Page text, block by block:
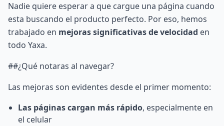
Nadie quiere esperar a que cargue una página cuando
esta buscando el producto perfecto. Por eso, hemos
trabajado en mejoras significativas de velocidad en
todo Yaxa.
##¿Qué notaras al navegar?
Las mejoras son evidentes desde el primer momento:
Las páginas cargan más rápido, especialmente en
el celular